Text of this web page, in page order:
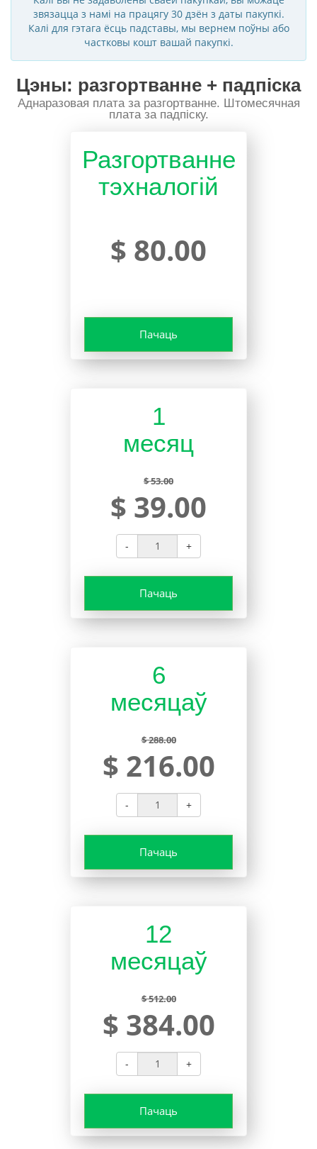
звязацца з намі на працягу 30 дзён з даты пакупкі.
Калі для гэтага ёсць падставы, мы вернем поўны або
частковы кошт вашай пакупкі.
Цэны: разгортванне + падпіска
Аднаразовая плата за разгортванне. Штомесячная
плата за падпіску.
Разгортванне
тэхналогій
$ 80.00
Пачаць
1
месяц
$ 53.00
$ 39.00
- +
Пачаць
6
месяцаў
$ 288.00
$ 216.00
- +
Пачаць
12
месяцаў
$ 512.00
$ 384.00
- +
Пачаць